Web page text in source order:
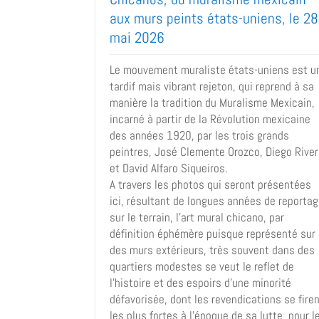
aux murs peints états-uniens, le 28
mai 2026
Le mouvement muraliste états-uniens est
tardif mais vibrant rejeton, qui reprend à sa
manière la tradition du Muralisme Mexicain,
incarné à partir de la Révolution mexicaine
des années 1920, par les trois grands
peintres, José Clemente Orozco, Diego
et David Alfaro Siqueiros.
A travers les photos qui seront présentées
ici, résultant de longues années de
sur le terrain, l’art mural chicano, par
définition éphémère puisque représenté sur
des murs extérieurs, très souvent dans des
quartiers modestes se veut le reflet de
l’histoire et des espoirs d’une minorité
défavorisée, dont les revendications se
les plus fortes à l’époque de sa lutte pour le